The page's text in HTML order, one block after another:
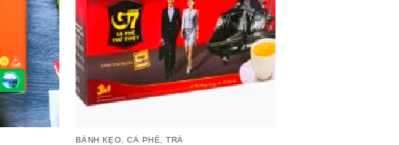
BÁNH KẸO, CÀ PHÊ, TRÀ